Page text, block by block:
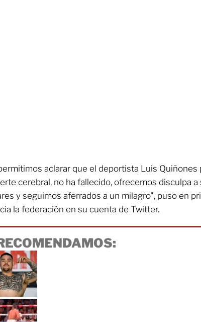
aclarar que el deportista Luis Quiñones
cerebral, no ha fallecido, ofrecemos disculpa a
y seguimos aferrados a un milagro", puso en
la federación en su cuenta de Twitter.